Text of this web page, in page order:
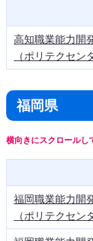
高知職業能力開
（ポリテクセン
福岡県
福岡職業能力開
（ポリテクセン